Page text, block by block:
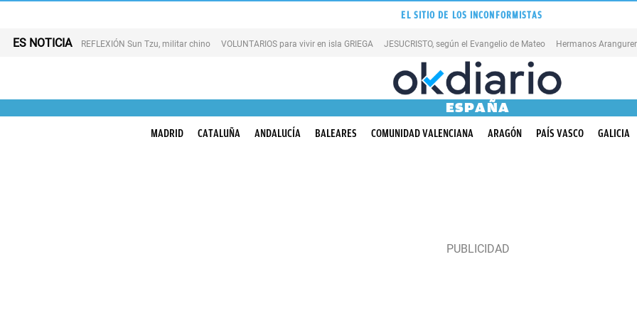
EL SITIO DE LOS INCONFORMISTAS
ES NOTICIA REFLEXIÓN Sun Tzu, militar chino VOLUNTARIOS para vivir en isla GRIEGA JESUCRISTO, según el Evangelio de Mateo Hermanos Aranguren
ESPAÑA
MADRID CATALUÑA ANDALUCÍA BALEARES COMUNIDAD VALENCIANA ARAGÓN PAÍS VASCO GALICIA